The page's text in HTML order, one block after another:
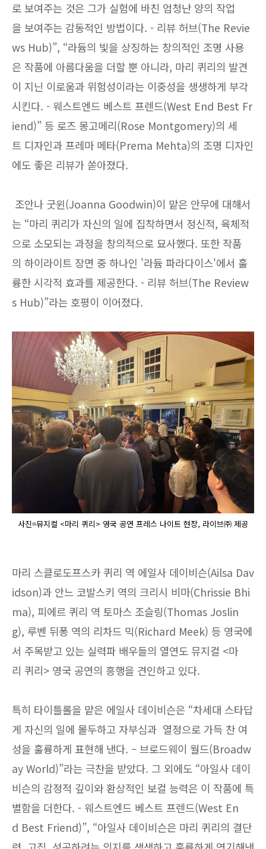
로 보여주는 것은 그가 실험에 바친 엄청난 양의 작업
을 보여주는 감동적인 방법이다. - 리뷰 허브(The Revie
ws Hub)”, “라듐의 빛을 상징하는 창의적인 조명 사용
은 작품에 아름다움을 더할 뿐 아니라, 마리 퀴리의 발견
이 지닌 이로움과 위험성이라는 이중성을 생생하게 부각
시킨다. - 웨스트엔드 베스트 프렌드(West End Best Fr
iend)” 등 로즈 몽고메리(Rose Montgomery)의 세
트 디자인과 프레마 메타(Prema Mehta)의 조명 디자인
에도 좋은 리뷰가 쏟아졌다.
조안나 굿윈(Joanna Goodwin)이 맡은 안무에 대해서
는 “마리 퀴리가 자신의 일에 집착하면서 정신적, 육체적
으로 소모되는 과정을 창의적으로 묘사했다. 또한 작품
의 하이라이트 장면 중 하나인 '라듐 파라다이스'에서 훌
륭한 시각적 효과를 제공한다. - 리뷰 허브(The Review
s Hub)”라는 호평이 이어졌다.
사진=뮤지컬 <마리 퀴리> 영국 공연 프레스 나이트 현장, 라이브㈜ 제공
마리 스클로도프스카 퀴리 역 에일사 데이비슨(Ailsa Dav
idson)과 안느 코발스키 역의 크리시 비마(Chrissie Bhi
ma), 피에르 퀴리 역 토마스 조슬링(Thomas Joslin
g), 루벤 뒤퐁 역의 리차드 믹(Richard Meek) 등 영국에
서 주목받고 있는 실력파 배우들의 열연도 뮤지컬 <마
리 퀴리> 영국 공연의 흥행을 견인하고 있다.
특히 타이틀롤을 맡은 에일사 데이비슨은 “차세대 스타답
게 자신의 일에 몰두하고 자부심과 열정으로 가득 찬 여
성을 훌륭하게 표현해 낸다. – 브로드웨이 월드(Broadw
ay World)”라는 극찬을 받았다. 그 외에도 “아일사 데이
비슨의 감정적 깊이와 환상적인 보컬 능력은 이 작품에 특
별함을 더한다. - 웨스트엔드 베스트 프렌드(West En
d Best Friend)”, “아일사 데이비슨은 마리 퀴리의 결단